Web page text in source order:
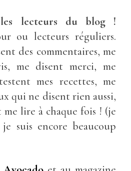
lecteurs du blog !
ou lecteurs réguliers.
des commentaires, me
me disent merci, me
mes recettes, me
qui ne disent rien aussi,
lire à chaque fois ! (je
suis encore beaucoup